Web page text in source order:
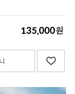
135,000원